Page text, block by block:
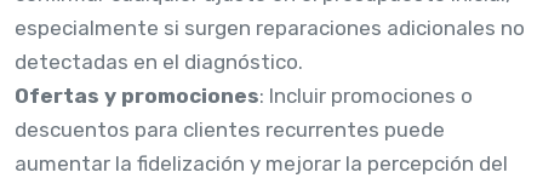
especialmente si surgen reparaciones adicionales no
detectadas en el diagnóstico.
Ofertas y promociones: Incluir promociones o
descuentos para clientes recurrentes puede
aumentar la fidelización y mejorar la percepción del